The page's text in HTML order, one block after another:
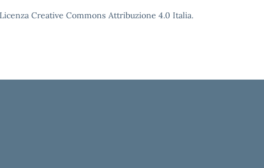
Creative Commons Attribuzione 4.0 Italia.